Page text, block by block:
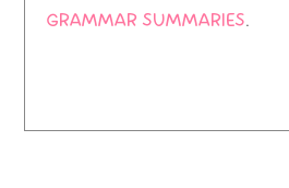
GRAMMAR SUMMARIES.